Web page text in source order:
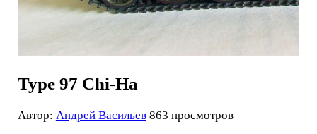
Type 97 Chi-Ha
Автор: Андрей Васильев 863 просмотров